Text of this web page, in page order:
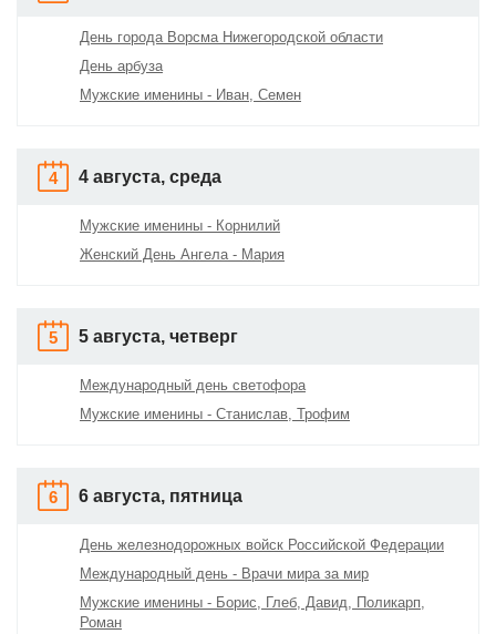
День города Ворсма Нижегородской области
День арбуза
Мужские именины - Иван, Семен
4 4 августа, среда
Мужские именины - Корнилий
Женский День Ангела - Мария
5 5 августа, четверг
Международный день светофора
Мужские именины - Станислав, Трофим
6 6 августа, пятница
День железнодорожных войск Российской Федерации
Международный день - Врачи мира за мир
Мужские именины - Борис, Глеб, Давид, Поликарп,
Роман